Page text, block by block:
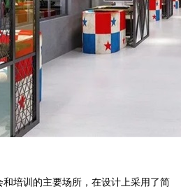
培训的主要场所，在设计上采用了简